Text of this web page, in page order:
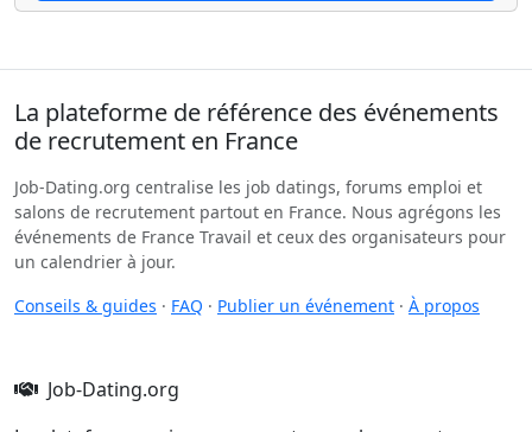
La plateforme de référence des événements
de recrutement en France
Job-Dating.org centralise les job datings, forums emploi et
salons de recrutement partout en France. Nous agrégons les
événements de France Travail et ceux des organisateurs pour
un calendrier à jour.
Conseils & guides · FAQ · Publier un événement · À propos
Job-Dating.org